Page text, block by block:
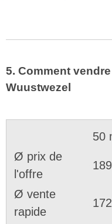
5. Comment
Wuustwezel
50
Ø prix de
l'offre
Ø vente
rapide